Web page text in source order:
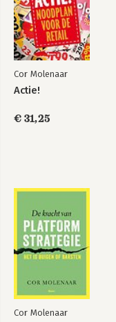
De kracht van
Cor Molenaar
Actie!
€ 31,25
Cor Molenaar